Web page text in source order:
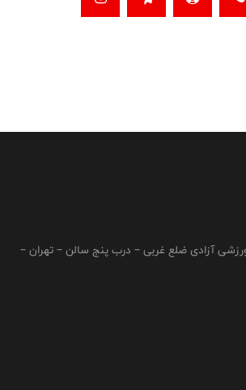
آزادی ضلع غربی – درب پنج سالن – تهران –